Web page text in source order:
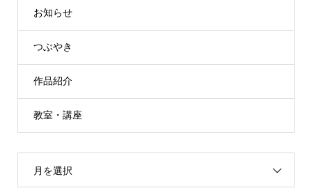
お知らせ
つぶやき
作品紹介
教室・講座
月を選択